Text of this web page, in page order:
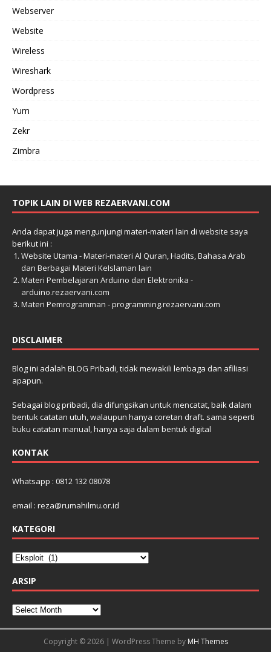
Webserver
Website
Wireless
Wireshark
Wordpress
Yum
Zekr
Zimbra
TOPIK LAIN DI WEB REZAERVANI.COM
Anda dapat juga mengunjungi materi-materi lain di website saya
berikut ini :
Website Utama - Materi-materi Al Quran, Hadits, Bahasa Arab
dan Berbagai Materi KeIslaman lain
Materi Pembelajaran Arduino dan Elektronika -
arduino.rezaervani.com
Materi Pemrogramman - programming.rezaervani.com
DISCLAIMER
Blog ini adalah BLOG Pribadi, tidak mewakili lembaga dan afiliasi
apapun.
Sebagai blog pribadi, dia difungsikan untuk mencatat, baik dalam
bentuk catatan utuh, walaupun hanya coretan draft. sama seperti
buku catatan manual, hanya saja dalam bentuk digital
KONTAK
Whatsapp : 0812 132 08078
email : reza@rumahilmu.or.id
KATEGORI
ARSIP
Copyright © 2026 | WordPress Theme by MH Themes